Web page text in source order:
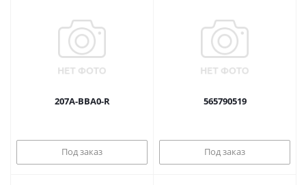
207A-BBA0-R
Под заказ
565790519
Под заказ